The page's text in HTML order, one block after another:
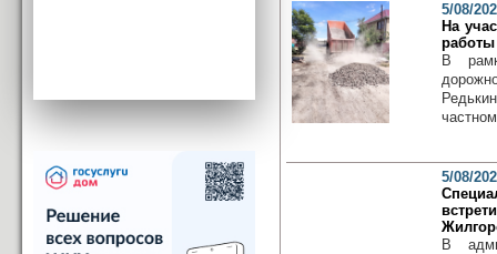
5/08/
На
В
5/08/
В